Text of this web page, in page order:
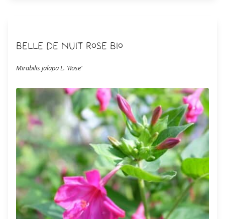
Belle de Nuit Rose Bio
Mirabilis jalapa L. 'Rose'